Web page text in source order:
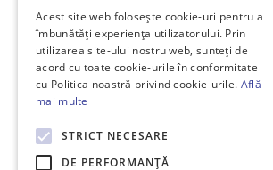
Platformă de anunțuri auto și licitații
auto online.
Acest site web folosește cookie-uri pentru a
îmbunătăți experiența utilizatorului. Prin
utilizarea site-ului nostru web, sunteți de
acord cu toate cookie-urile în conformitate
cu Politica noastră privind cookie-urile. Află
mai multe
STRICT NECESARE
DE PERFORMANȚĂ